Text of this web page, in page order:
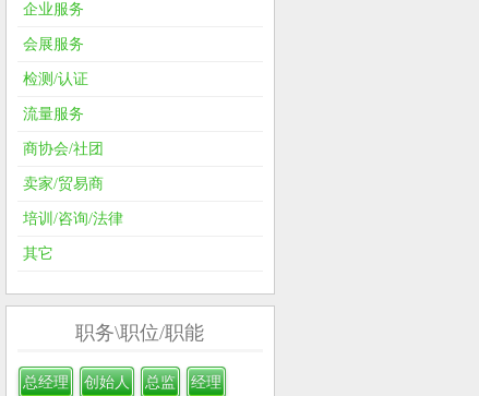
企业服务
会展服务
检测/认证
流量服务
商协会/社团
卖家/贸易商
培训/咨询/法律
其它
职务\职位/职能
总经理 创始人 总监 经理